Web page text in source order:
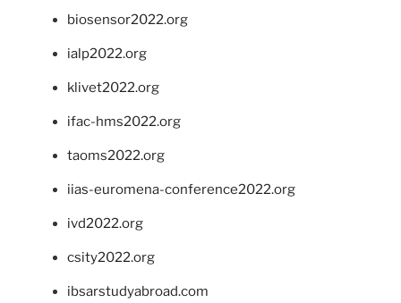
biosensor2022.org
ialp2022.org
klivet2022.org
ifac-hms2022.org
taoms2022.org
iias-euromena-conference2022.org
ivd2022.org
csity2022.org
ibsarstudyabroad.com